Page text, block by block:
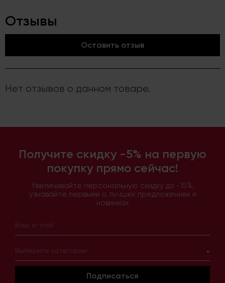
Отзывы
Оставить отзыв
Нет отзывов о данном товаре.
Получите скидку -5% на первую
покупку прямо сейчас!
Увеличивайте персональную скидку до -15%,
узнавайте первыми о лучших предложениях и
новинках
Выберите категории
Подписаться